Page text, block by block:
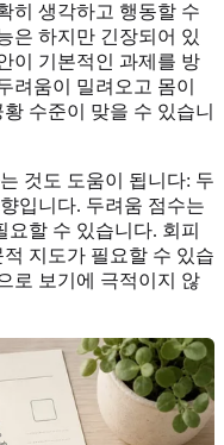
히 생각하고 행동할 수
은 하지만 긴장되어 있
이 기본적인 과제를 방
려움이 밀려오고 몸이
수준이 맞을 수 있습니
것도 도움이 됩니다: 두
입니다. 두려움 점수는
할 수 있습니다. 회피
지도가 필요할 수 있습
로 보기에 극적이지 않